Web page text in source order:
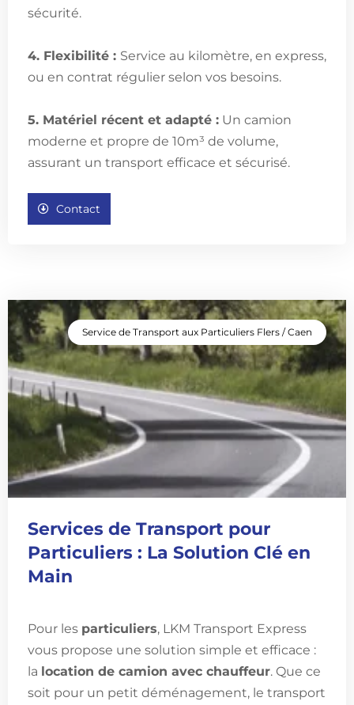
sécurité.
4. Flexibilité : Service au kilomètre, en express,
ou en contrat régulier selon vos besoins.
5. Matériel récent et adapté : Un camion
moderne et propre de 10m³ de volume,
assurant un transport efficace et sécurisé.
Contact
Service de Transport aux Particuliers Flers / Caen
Services de Transport pour
Particuliers : La Solution Clé en
Main
Pour les particuliers, LKM Transport Express
vous propose une solution simple et efficace :
la location de camion avec chauffeur. Que ce
soit pour un petit déménagement, le transport